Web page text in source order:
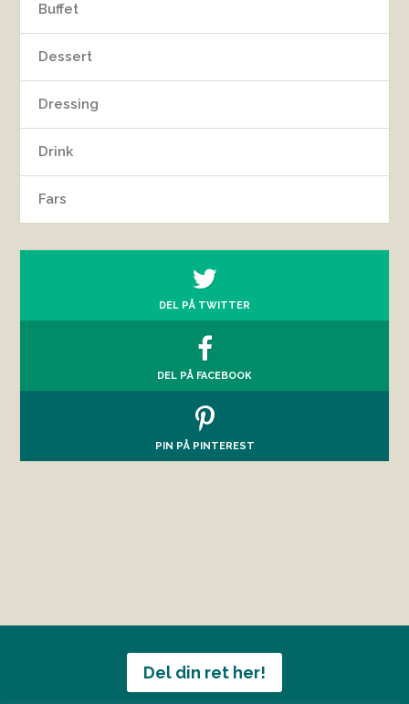
Buffet
Dessert
Dressing
Drink
Fars
DEL PÅ TWITTER
DEL PÅ FACEBOOK
PIN PÅ PINTEREST
Del din ret her!